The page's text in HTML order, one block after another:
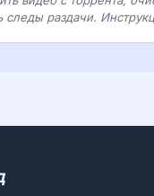
следы раздачи.